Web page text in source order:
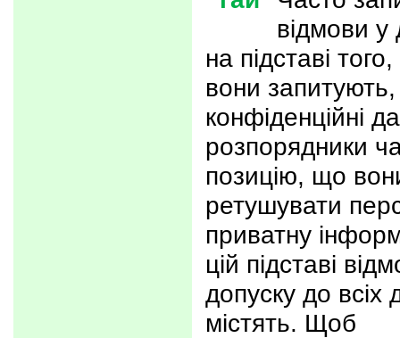
відмови у
на підставі
вони запитують,
конфіденційні
розпорядники
позицію, що
ретушувати
приватну
цій підставі
допуску до всіх
містять. Щоб